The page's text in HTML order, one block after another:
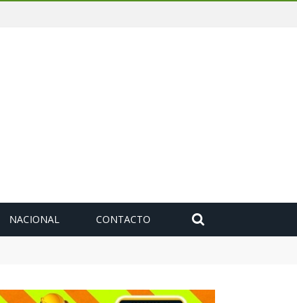
NACIONAL CONTACTO